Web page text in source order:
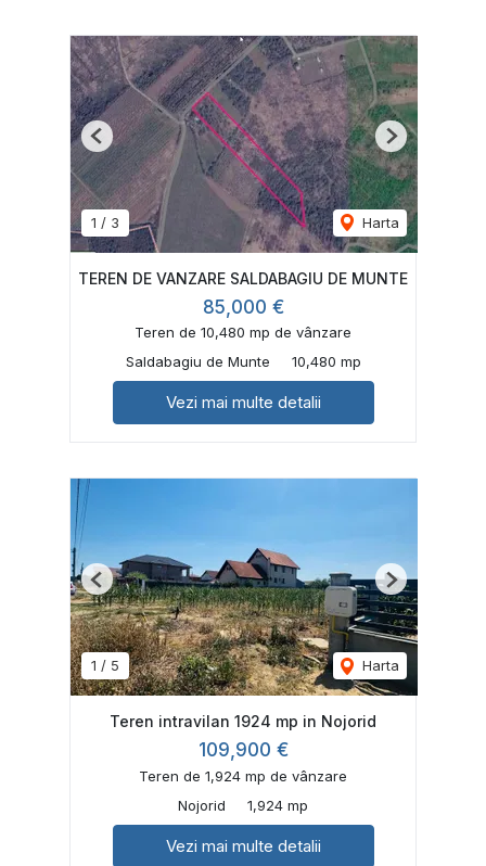
1 / 3 Harta
Previous Next
TEREN DE VANZARE SALDABAGIU DE MUNTE
85,000 €
Teren de 10,480 mp de vânzare
Saldabagiu de Munte
10,480 mp
Vezi mai multe detalii
1 / 5 Harta
Previous Next
Teren intravilan 1924 mp in Nojorid
109,900 €
Teren de 1,924 mp de vânzare
Nojorid
1,924 mp
Vezi mai multe detalii